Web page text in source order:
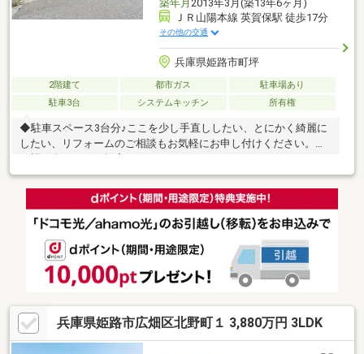
築年月 2013年3月(築13年6ヶ月)
ＪＲ山陽本線 英賀保駅 徒歩17分
その他の交通
兵庫県姫路市町坪
2階建て 都市ガス
駐車場あり
駐車3台
システムキッチン 所有権
◆駐車スペース3台分♪ここを少し手直ししたい、とにかく綺麗に
したい、リフォームのご相談もお気軽にお申し付けください。ご
兵庫県姫路市広畑区北野町１ 3,880万円 3LDK